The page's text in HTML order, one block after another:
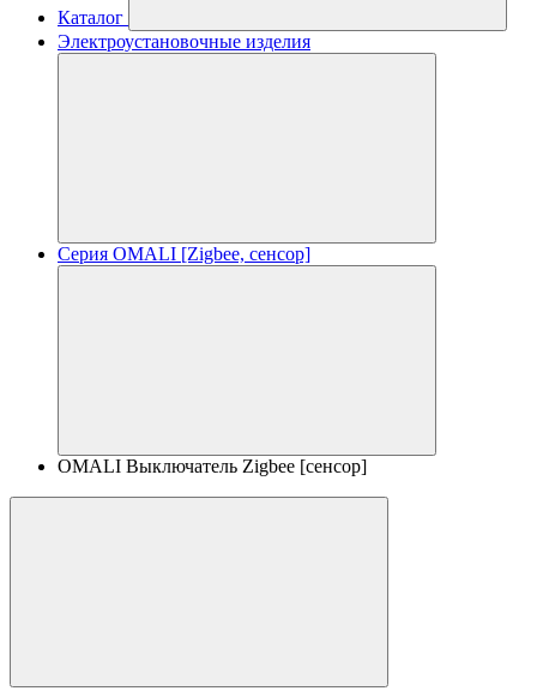
Каталог
Электроустановочные изделия
Серия OMALI [Zigbee, сенсор]
OMALI Выключатель Zigbee [сенсор]